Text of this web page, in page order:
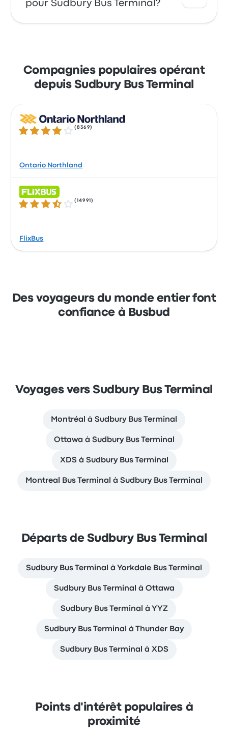
Ces compagnies proposent 516 trajets
quotidiens, le premier bus partant à 0h05. Le
pour Sudbury Bus Terminal?
trajets par carte de crédit (Mastercard, Visa,
Amex, etc.), ainsi que par Apple Pay et
Google Pay.
Compagnies populaires opérant
depuis Sudbury Bus Terminal
4.2 sur 5 étoiles(8369 )
Ontario Northland
3.5 sur 5 étoiles(14991 )
FlixBus
Des voyageurs du monde entier font
confiance à Busbud
Voyages vers Sudbury Bus Terminal
Montréal à Sudbury Bus Terminal
Ottawa à Sudbury Bus Terminal
XDS à Sudbury Bus Terminal
Montreal Bus Terminal à Sudbury Bus Terminal
Départs de Sudbury Bus Terminal
Sudbury Bus Terminal à Yorkdale Bus Terminal
Sudbury Bus Terminal à Ottawa
Sudbury Bus Terminal à YYZ
Sudbury Bus Terminal à Thunder Bay
Sudbury Bus Terminal à XDS
Points d'intérêt populaires à
proximité